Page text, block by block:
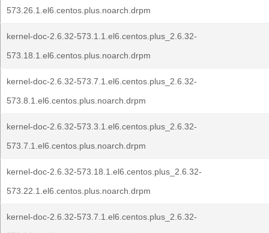
573.26.1.el6.centos.plus.noarch.drpm
kernel-doc-2.6.32-573.1.1.el6.centos.plus_2.6.32-
573.18.1.el6.centos.plus.noarch.drpm
kernel-doc-2.6.32-573.7.1.el6.centos.plus_2.6.32-
573.8.1.el6.centos.plus.noarch.drpm
kernel-doc-2.6.32-573.3.1.el6.centos.plus_2.6.32-
573.7.1.el6.centos.plus.noarch.drpm
kernel-doc-2.6.32-573.18.1.el6.centos.plus_2.6.32-
573.22.1.el6.centos.plus.noarch.drpm
kernel-doc-2.6.32-573.7.1.el6.centos.plus_2.6.32-